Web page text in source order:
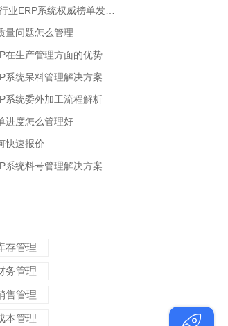
量问题怎么管理
在生产管理方面的优势
系统呆料管理解决方案
系统委外加工流程解析
进度怎么管理好
快速报价
系统料号管理解决方案
存管理
务管理
售管理
本管理